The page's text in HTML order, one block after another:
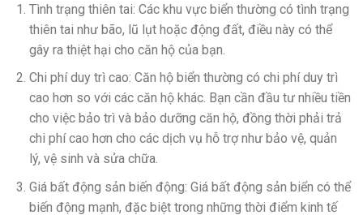
Tình trạng thiên tai: Các khu vực biển thường có tình trạng
thiên tai như bão, lũ lụt hoặc động đất, điều này có thể
gây ra thiệt hại cho căn hộ của bạn.
Chi phí duy trì cao: Căn hộ biển thường có chi phí duy trì
cao hơn so với các căn hộ khác. Bạn cần đầu tư nhiều tiền
cho việc bảo trì và bảo dưỡng căn hộ, đồng thời phải trả
chi phí cao hơn cho các dịch vụ hỗ trợ như bảo vệ, quản
lý, vệ sinh và sửa chữa.
Giá bất động sản biến động: Giá bất động sản biển có thể
biến động mạnh, đặc biệt trong những thời điểm kinh tế